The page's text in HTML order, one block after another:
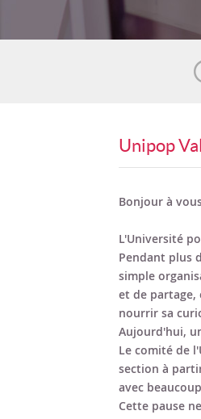
Unipop
Bonjour à
L'Université
Pendant plus
simple
et de partage,
nourrir sa
Aujourd'hui,
Le comité de
section à
avec
Cette pause